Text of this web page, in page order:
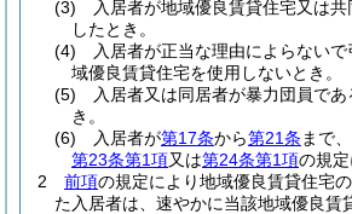
(3)
入居者が地域優良賃貸住宅又は
したとき。
(4)
入居者が正当な理由によらない
域優良賃貸住宅を使用しないとき。
(5)
入居者又は同居者が暴力団員で
き。
(6)
入居者が第17条から第21条 まで、
第23条第1項又は第24条第1項の規定
2
前項の規定により地域優良賃貸住宅
た入居者は、速やかに当該地域優良賃